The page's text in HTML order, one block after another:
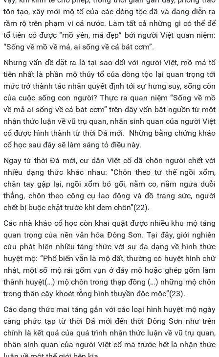
tôn tạo, xây mới mộ tổ của các dòng tộc đã và đang diễn ra
rầm rộ trên phạm vi cả nước. Làm tất cả những gì có thể để
tổ tiên có được “mồ yên, mả đẹp” bởi người Việt quan niệm:
“Sống về mồ về mả, ai sống về cả bát cơm”.
Nhưng vấn đề đặt ra là tại sao đối với người Việt, mồ mả tổ
tiên nhất là phần mộ thủy tổ của dòng tộc lại quan trọng tới
mức trở thành tác nhân quyết định tới sự hưng suy, sống còn
của cuộc sống con người? Thực ra quan niệm “Sống về mồ
về mả ai sống về cả bát cơm” trên đây vốn bắt nguồn từ một
nhận thức luận về vũ trụ quan, nhân sinh quan của người Việt
cổ được hình thành từ thời Đá mới. Những bằng chứng khảo
cổ học sau đây sẽ làm sáng tỏ điều này.
Ngay từ thời Đá mới, cư dân Việt cổ đã chôn người chết với
nhiều dạng thức khác nhau: “Chôn theo tư thế ngồi xổm,
chân tay gập lại, ngồi xổm bó gối, nằm co, nằm ngửa duỗi
thẳng, chôn theo công cụ lao động và đồ trang sức, người
chết bị buộc chặt trước khi đem chôn”(22).
Các nhà khảo cổ học còn khai quật được nhiều khu mộ táng
quan trọng của nền văn hóa Đông Sơn. Tại đây, giới nghiên
cứu phát hiện nhiều táng thức với sự đa dạng về hình thức
huyệt mộ: “Phổ biến vẫn là mộ đất, thường có huyệt hình chữ
nhật, một số mộ rải gốm vụn ở đáy mộ hoặc ghép gốm làm
thành huyệt(…) mộ chôn trong thạp đồng (…) những mộ chôn
trong thân cây khoét rỗng hình thuyền độc mộc”(23).
Các dạng thức mai táng gắn với các loại hình huyệt mộ ngày
càng phức tạp từ thời Đá mới đến thời Đông Sơn như trên
chính là kết quả của quá trình nhận thức luận về vũ trụ quan,
nhân sinh quan của người Việt cổ mà trước hết là nhận thức